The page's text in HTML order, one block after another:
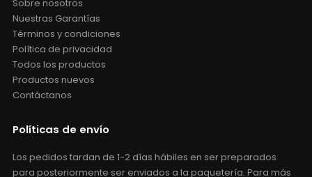
Sobre nosotros
Nuestras Garantías
Términos y condiciones
Política de privacidad
Todos los productos
Productos nuevos
Contáctanos
Políticas de envío
Los pedidos tardan de 1-2 días hábiles en ser preparados
para posteriormente ser enviados a la paquetería. Para más